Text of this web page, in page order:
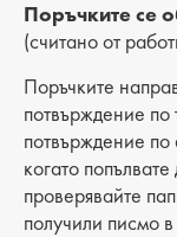
Външен джоб:
Дръжка: -
Поръчките се
(считано от
Поръчките
потвърждение
потвърждение по
когато
проверявайте
получили писмо